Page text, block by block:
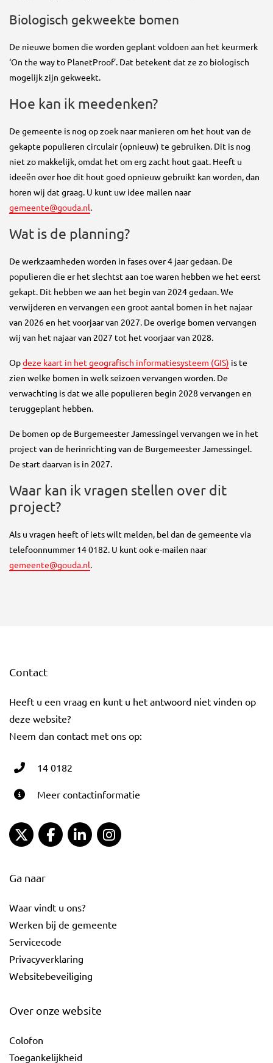
Biologisch gekweekte bomen
De nieuwe bomen die worden geplant voldoen aan het keurmerk
‘On the way to PlanetProof’. Dat betekent dat ze zo biologisch
mogelijk zijn gekweekt.
Hoe kan ik meedenken?
De gemeente is nog op zoek naar manieren om het hout van de
gekapte populieren circulair (opnieuw) te gebruiken. Dit is nog
niet zo makkelijk, omdat het om erg zacht hout gaat. Heeft u
ideeën over hoe dit hout goed opnieuw gebruikt kan worden, dan
horen wij dat graag. U kunt uw idee mailen naar
gemeente@gouda.nl.
Wat is de planning?
De werkzaamheden worden in fases over 4 jaar gedaan. De
populieren die er het slechtst aan toe waren hebben we het eerst
gekapt. Dit hebben we aan het begin van 2024 gedaan. We
verwijderen en vervangen een groot aantal bomen in het najaar
van 2026 en het voorjaar van 2027. De overige bomen vervangen
wij van het najaar van 2027 tot het voorjaar van 2028.
Opdeze kaart in het geografisch informatiesysteem (GIS) is te
zien welke bomen in welk seizoen vervangen worden. De
verwachting is dat we alle populieren begin 2028 vervangen en
teruggeplant hebben.
De bomen op de Burgemeester Jamessingel vervangen we in het
project van de herinrichting van de Burgemeester Jamessingel.
De start daarvan is in 2027.
Waar kan ik vragen stellen over dit
project?
Als u vragen heeft of iets wilt melden, bel dan de gemeente via
telefoonnummer 14 0182. U kunt ook e-mailen naar
gemeente@gouda.nl.
Contact
Heeft u een vraag en kunt u het antwoord niet vinden op
deze website?
Neem dan contact met ons op:
14 0182
Meer contactinformatie
Gemeente Gouda Twitter
Gemeente Gouda Facebook
Gemeente Gouda LinkedIn
Ga naar
Waar vindt u ons?
Werken bij de gemeente
Servicecode
Privacyverklaring
Websitebeveiliging
Over onze website
Colofon
Toegankelijkheid